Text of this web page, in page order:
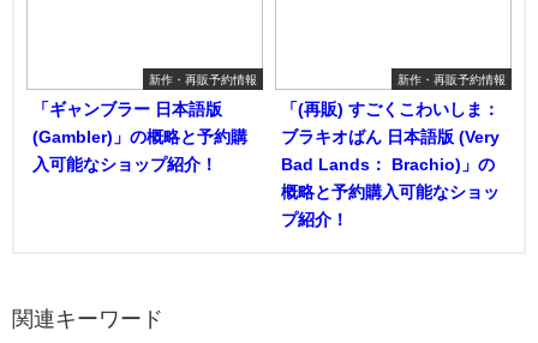
新作・再販予約情報
「ギャンブラー 日本語版
(Gambler)」の概略と予約購
入可能なショップ紹介！
新作・再販予約情報
「(再販) すごくこわいしま：
ブラキオばん 日本語版 (Very
Bad Lands： Brachio)」の
概略と予約購入可能なショッ
プ紹介！
関連キーワード